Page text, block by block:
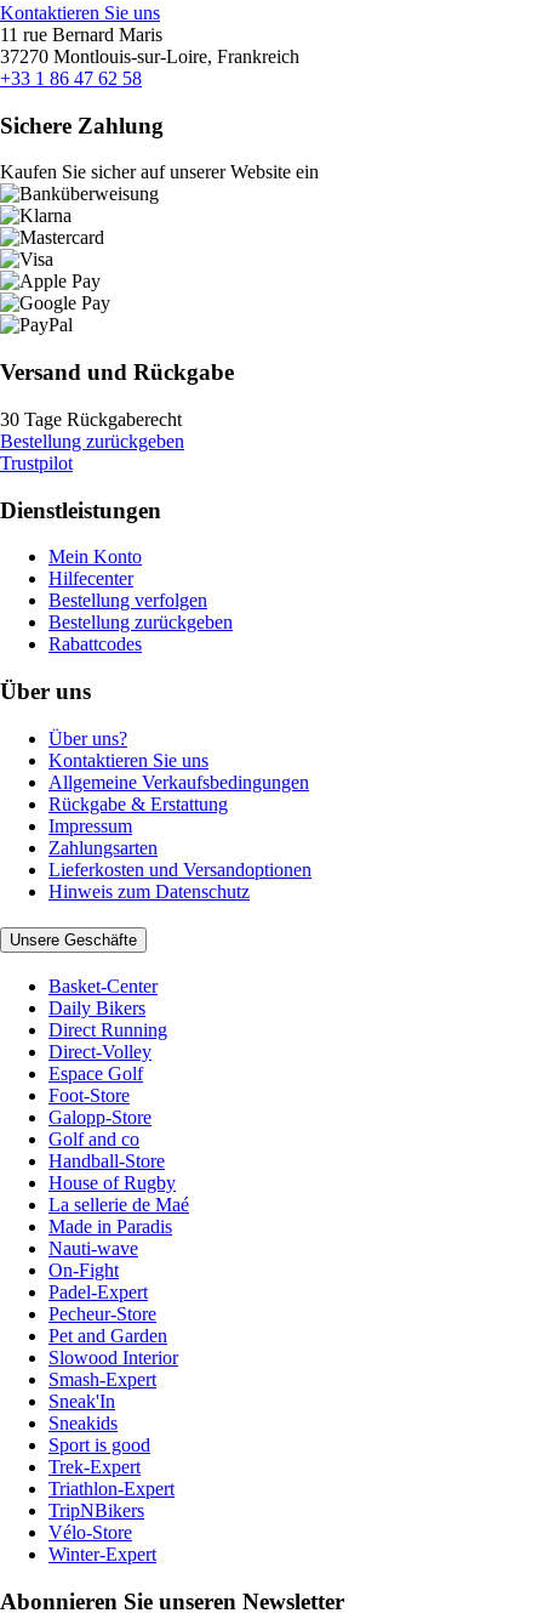
Kontaktieren Sie uns
11 rue Bernard Maris
37270 Montlouis-sur-Loire, Frankreich
+33 1 86 47 62 58
Sichere Zahlung
Kaufen Sie sicher auf unserer Website ein
Versand und Rückgabe
30 Tage Rückgaberecht
Bestellung zurückgeben
Trustpilot
Dienstleistungen
Mein Konto
Hilfecenter
Bestellung verfolgen
Bestellung zurückgeben
Rabattcodes
Über uns
Über uns?
Kontaktieren Sie uns
Allgemeine Verkaufsbedingungen
Rückgabe & Erstattung
Impressum
Zahlungsarten
Lieferkosten und Versandoptionen
Hinweis zum Datenschutz
Unsere Geschäfte
Basket-Center
Daily Bikers
Direct Running
Direct-Volley
Espace Golf
Foot-Store
Galopp-Store
Golf and co
Handball-Store
House of Rugby
La sellerie de Maé
Made in Paradis
Nauti-wave
On-Fight
Padel-Expert
Pecheur-Store
Pet and Garden
Slowood Interior
Smash-Expert
Sneak'In
Sneakids
Sport is good
Trek-Expert
Triathlon-Expert
TripNBikers
Vélo-Store
Winter-Expert
Abonnieren Sie unseren Newsletter